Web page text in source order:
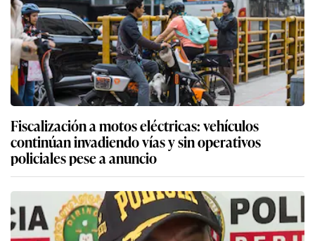
Fiscalización a motos eléctricas: vehículos
continúan invadiendo vías y sin operativos
policiales pese a anuncio